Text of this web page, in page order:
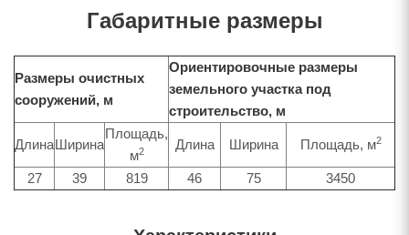
Габаритные размеры
Размеры очистных
сооружений, м
Ориентировочные размеры
земельного участка под
строительство, м
ДлинаШирина
Площадь,
м2 Длина Ширина Площадь, м2
27 39 819 46 75 3450